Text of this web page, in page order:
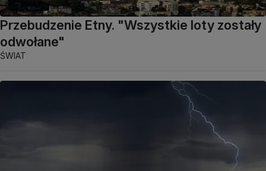
Przebudzenie Etny. "Wszystkie loty zostały
odwołane"
ŚWIAT